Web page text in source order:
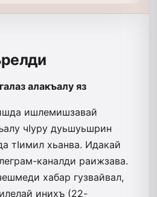
алакъалу яз
ишлемишзавай
чIуру дуь­шуьш­рин
тIимил­ хьанва. Идакай
каналди раижзава.
хабар гузвайвал,
инихъ (22-